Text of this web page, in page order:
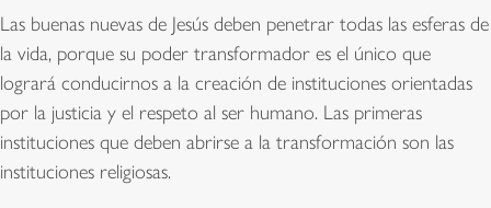
Las buenas nuevas de Jesús deben penetrar todas las esferas de
la vida, porque su poder transformador es el único que
logrará conducirnos a la creación de instituciones orientadas
por la justicia y el respeto al ser humano. Las primeras
instituciones que deben abrirse a la transformación son las
instituciones religiosas.